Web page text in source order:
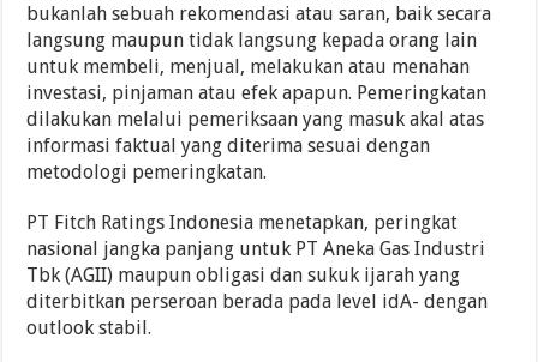
bukanlah sebuah rekomendasi atau saran, baik secara
langsung maupun tidak langsung kepada orang lain
untuk membeli, menjual, melakukan atau menahan
investasi, pinjaman atau efek apapun. Pemeringkatan
dilakukan melalui pemeriksaan yang masuk akal atas
informasi faktual yang diterima sesuai dengan
metodologi pemeringkatan.
PT Fitch Ratings Indonesia menetapkan, peringkat
nasional jangka panjang untuk PT Aneka Gas Industri
Tbk (AGII) maupun obligasi dan sukuk ijarah yang
diterbitkan perseroan berada pada level idA- dengan
outlook stabil.